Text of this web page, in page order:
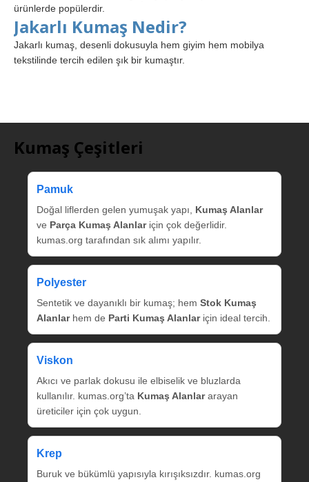
ürünlerde popülerdir.
Jakarlı Kumaş Nedir?
Jakarlı kumaş, desenli dokusuyla hem giyim hem mobilya
tekstilinde tercih edilen şık bir kumaştır.
Kumaş Çeşitleri
Pamuk
Doğal liflerden gelen yumuşak yapı, Kumaş Alanlar
ve Parça Kumaş Alanlariçin çok değerlidir.
kumas.org tarafından sık alımı yapılır.
Polyester
Sentetik ve dayanıklı bir kumaş; hem Stok Kumaş
Alanlarhem de Parti Kumaş Alanlariçin ideal tercih.
Viskon
Akıcı ve parlak dokusu ile elbiselik ve bluzlarda
kullanılır. kumas.org’ta Kumaş Alanlararayan
üreticiler için çok uygun.
Krep
Buruk ve bükümlü yapısıyla kırışıksızdır. kumas.org